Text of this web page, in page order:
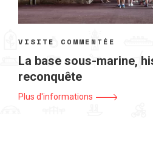
VISITE COMMENTÉE
La base sous-marine,
reconquête
Plus d'informations